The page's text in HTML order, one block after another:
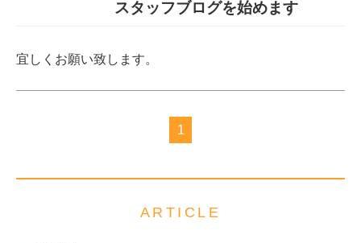
スタッフブログを始めます
宜しくお願い致します。
1
ARTICLE